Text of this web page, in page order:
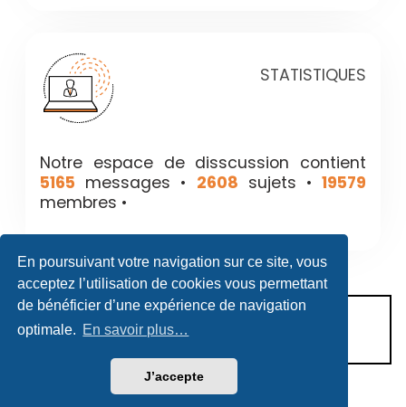
En poursuivant votre navigation sur ce site, vous
acceptez l’utilisation de cookies vous permettant
de bénéficier d’une expérience de navigation
optimale. En savoir plus…
J’accepte
STATISTIQUES
Notre espace de disscussion contient
5165 messages • 2608 sujets •19579
membres •
CONDITIONS D’UTILISATION
POLITIQUE DE VIE PRIVÉE
Héritage & Succession